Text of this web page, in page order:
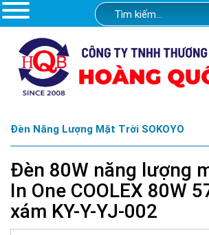
Đèn Năng Lượng Mặt Trời SOKOYO
Đèn 80W năng lượng
In One COOLEX 80W
xám KY-Y-YJ-002